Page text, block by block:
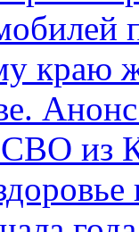
краю
из